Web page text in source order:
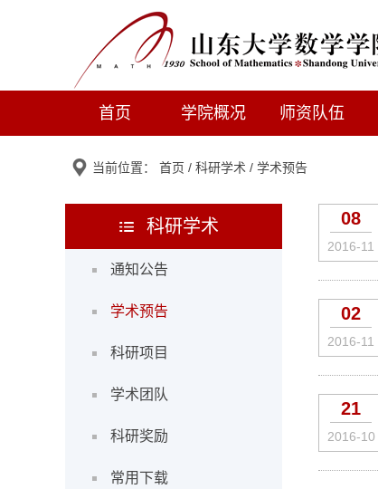
首页 学院概况 师资队伍
当前位置： 首页 / 科研学术 / 学术预告
科研学术
通知公告
学术预告
科研项目
学术团队
科研奖励
常用下载
08
2016-11
02
2016-11
21
2016-10